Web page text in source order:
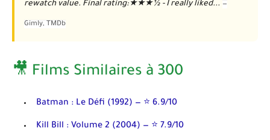
rewatch value. Final rating:★★★½ - I really liked... —
Gimly, TMDb
🎥 Films Similaires à 300
Batman : Le Défi (1992) — ⭐ 6.9/10
Kill Bill : Volume 2 (2004) — ⭐ 7.9/10